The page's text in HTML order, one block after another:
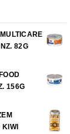
82G
156G